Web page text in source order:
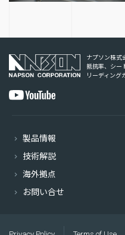
ナプソン株式
抵抗率、シー
リーディング
製品情報
技術解説
海外拠点
お問い合せ